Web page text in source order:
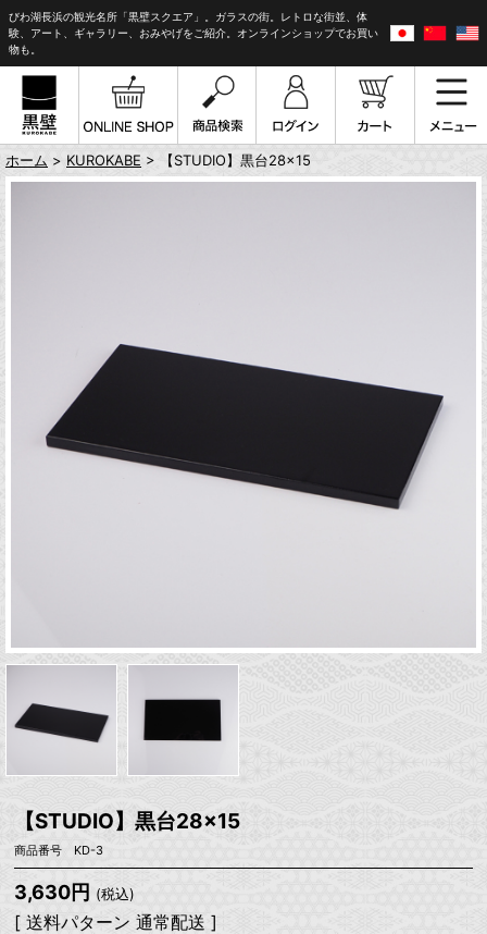
びわ湖長浜の観光名所「黒壁スクエア」。ガラスの街。レトロな街並、体
験、アート、ギャラリー、おみやげをご紹介。オンラインショップでお買い
物も。
ホーム > KUROKABE > 【STUDIO】黒台28×15
【STUDIO】黒台28×15
商品番号 KD-3
3,630円 (税込)
[ 送料パターン 通常配送 ]